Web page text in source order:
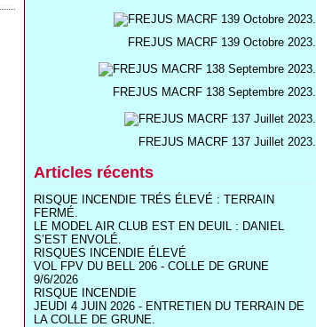
FREJUS MACRF 139 Octobre 2023.
FREJUS MACRF 138 Septembre 2023.
FREJUS MACRF 137 Juillet 2023.
Articles récents
RISQUE INCENDIE TRÉS ÉLEVÉ : TERRAIN
FERMÉ.
LE MODEL AIR CLUB EST EN DEUIL : DANIEL
S’EST ENVOLÉ.
RISQUES INCENDIE ÉLEVÉ
VOL FPV DU BELL 206 - COLLE DE GRUNE
9/6/2026
RISQUE INCENDIE
JEUDI 4 JUIN 2026 - ENTRETIEN DU TERRAIN DE
LA COLLE DE GRUNE.